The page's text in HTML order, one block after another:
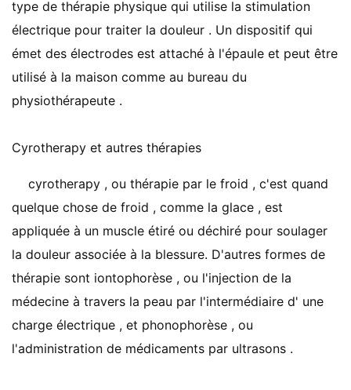
type de thérapie physique qui utilise la stimulation
électrique pour traiter la douleur . Un dispositif qui
émet des électrodes est attaché à l'épaule et peut être
utilisé à la maison comme au bureau du
physiothérapeute .
Cyrotherapy et autres thérapies
cyrotherapy , ou thérapie par le froid , c'est quand
quelque chose de froid , comme la glace , est
appliquée à un muscle étiré ou déchiré pour soulager
la douleur associée à la blessure. D'autres formes de
thérapie sont iontophorèse , ou l'injection de la
médecine à travers la peau par l'intermédiaire d' une
charge électrique , et phonophorèse , ou
l'administration de médicaments par ultrasons .